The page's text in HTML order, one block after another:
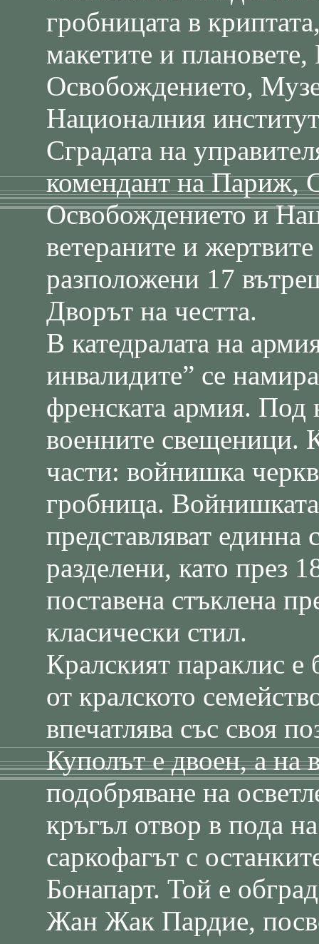
гробницата в
макетите и
Освобождението,
Националния
Сградата на
комендант на Париж,
Освобождението и
ветераните и
разположени 17
Дворът на честта.
В катедралата на
инвалидите” се
френската армия. Под
военните свещеници.
части: войнишка
гробница.
представляват
разделени, като през
поставена стъклена
класически стил.
Кралският параклис е
от кралското
впечатлява със своя
Куполът е двоен, а на
подобряване на
кръгъл отвор в пода
саркофагът с
Бонапарт. Той е
Жан Жак Пардие,